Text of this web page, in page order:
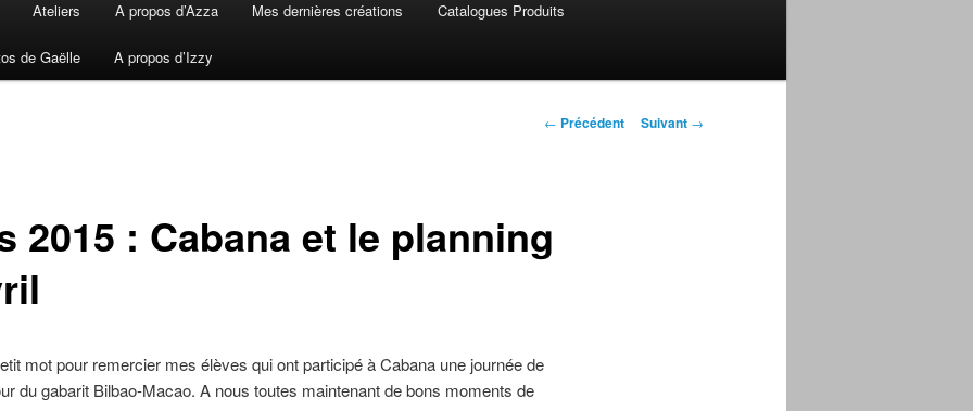
Ateliers A propos d’Azza Mes dernières créations Catalogues Produits
de Gaëlle A propos d’Izzy
Navigation des
← Précédent Suivant →
2015 : Cabana et le planning
mot pour remercier mes élèves qui ont participé à Cabana une journée de
du gabarit Bilbao-Macao. A nous toutes maintenant de bons moments de